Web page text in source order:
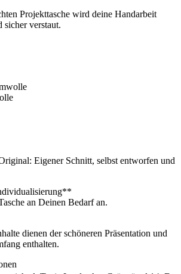
Projekttasche wird deine Handarbeit
verstaut.
Eigener Schnitt, selbst entworfen und
an Deinen Bedarf an.
dienen der schöneren Präsentation und
enthalten.